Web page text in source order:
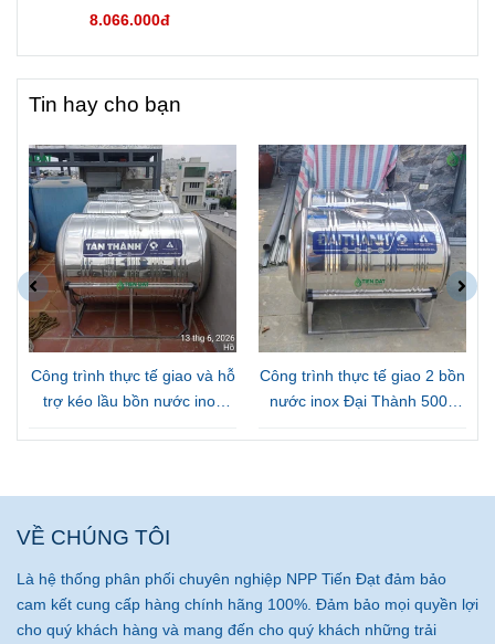
8.066.000đ
Tin hay cho bạn
Công trình thực tế giao và hỗ
trợ kéo lầu bồn nước inox
Công trình thực tế giao 2 bồn
nước inox Đại Thành 500L
VỀ CHÚNG TÔI
Là hệ thống phân phối chuyên nghiệp NPP Tiến Đạt đảm bảo
cam kết cung cấp hàng chính hãng 100%. Đảm bảo mọi quyền lợi
cho quý khách hàng và mang đến cho quý khách những trải